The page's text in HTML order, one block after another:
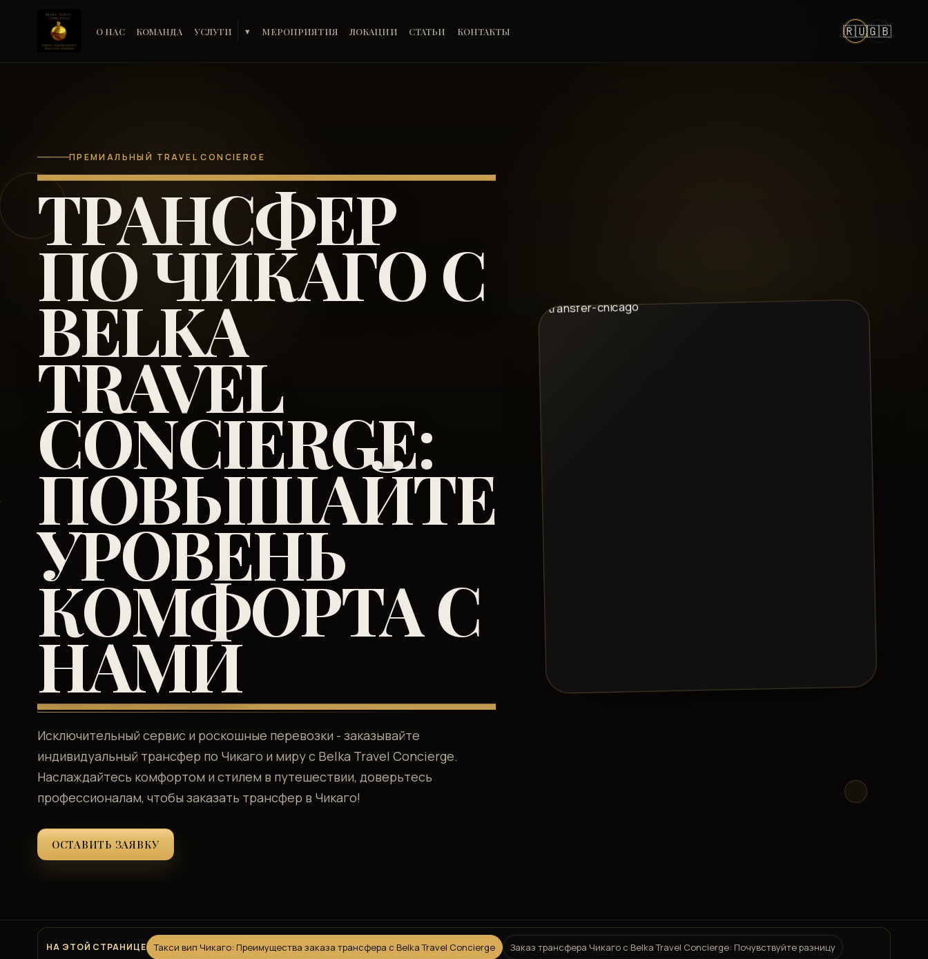
О НАС КОМАНДА УСЛУГИ ▾ МЕРОПРИЯТИЯ ЛОКАЦИИ СТАТЬИ КОНТАКТЫ 🇷🇺🇬🇧
ПРЕМИАЛЬНЫЙ TRAVEL CONCIERGE
ТРАНСФЕР
ПО ЧИКАГО С
BELKA
TRAVEL
CONCIERGE:
ПОВЫШАЙТЕ
УРОВЕНЬ
КОМФОРТА С
НАМИ
Исключительный сервис и роскошные перевозки - заказывайте
индивидуальный трансфер по Чикаго и миру с Belka Travel Concierge.
Наслаждайтесь комфортом и стилем в путешествии, доверьтесь
профессионалам, чтобы заказать трансфер в Чикаго!
ОСТАВИТЬ ЗАЯВКУ
НА ЭТОЙ СТРАНИЦЕ Такси вип Чикаго: Преимущества заказа трансфера с Belka Travel Concierge Заказ трансфера Чикаго с Belka Travel Concierge: Почувствуйте разницу